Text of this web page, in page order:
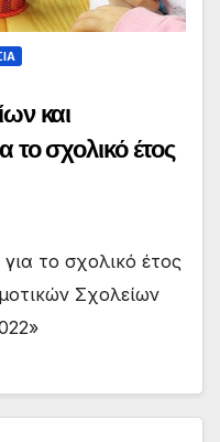
και
το σχολικό έτος
το σχολικό έτος
Σχολείων